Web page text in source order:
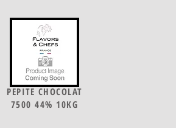
PEPITE CHOCOLAT
7500 44% 10KG